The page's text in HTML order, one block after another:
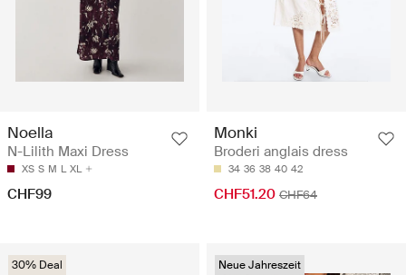
Noella
N-Lilith Maxi Dress
XS S M L XL
CHF99
Monki
Broderi anglais dress
34 36 38 40 42
CHF51.20 CHF64
30% Deal Neue Jahreszeit